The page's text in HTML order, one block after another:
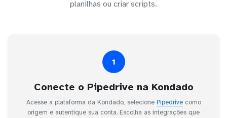
planilhas ou criar scripts.
1
Conecte o Pipedrive na Kondado
Acesse a plataforma da Kondado, selecione Pipedrivecomo
origem e autentique sua conta. Escolha as integrações que